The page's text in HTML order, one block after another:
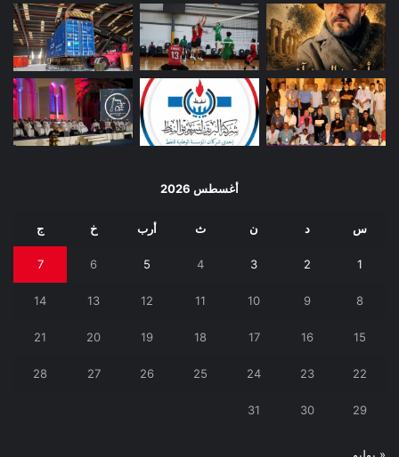
أغسطس 2026
س د ن ث أرب خ ج
1
2
3
4
5
6
7
8
9
10
11
12
13
14
15
16
17
18
19
20
21
22
23
24
25
26
27
28
29
30
31